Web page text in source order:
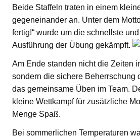
Beide Staffeln traten in einem
gegeneinander an. Unter dem
fertig!“ wurde um die schnellste
Ausführung der Übung gekämpft.
Am Ende standen nicht die Zeiten
sondern die sichere Beherrschung
das gemeinsame Üben im Team.
kleine Wettkampf für zusätzliche
Menge Spaß.
Bei sommerlichen Temperaturen